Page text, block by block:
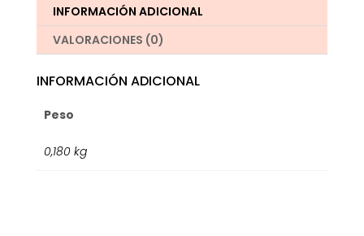
INFORMACIÓN ADICIONAL
VALORACIONES (0)
INFORMACIÓN ADICIONAL
Peso
0,180 kg